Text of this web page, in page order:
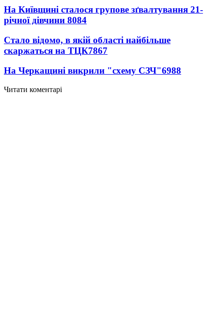
На Київщині сталося групове зґвалтування 21-
річної дівчини 8084
Стало відомо, в якій області найбільше
скаржаться на ТЦК7867
На Черкащині викрили "схему СЗЧ"6988
Читати коментарі